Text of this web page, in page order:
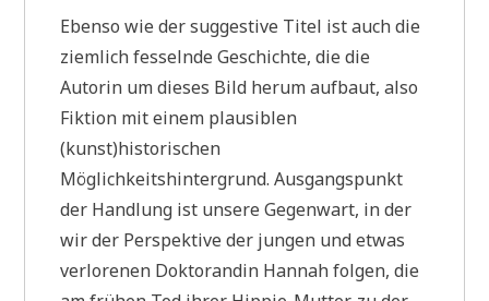
Ebenso wie der suggestive Titel ist auch die
ziemlich fesselnde Geschichte, die die
Autorin um dieses Bild herum aufbaut, also
Fiktion mit einem plausiblen
(kunst)historischen
Möglichkeitshintergrund. Ausgangspunkt
der Handlung ist unsere Gegenwart, in der
wir der Perspektive der jungen und etwas
verlorenen Doktorandin Hannah folgen, die